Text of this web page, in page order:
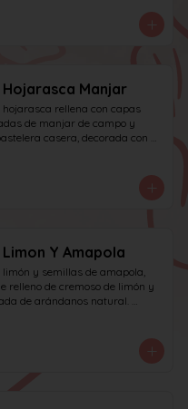
Manjar
hojarasca rellena con capas
de manjar de campo y
casera, decorada con
Y Amapola
limón y semillas de amapola,
relleno de cremoso de limón y
de arándanos natural.